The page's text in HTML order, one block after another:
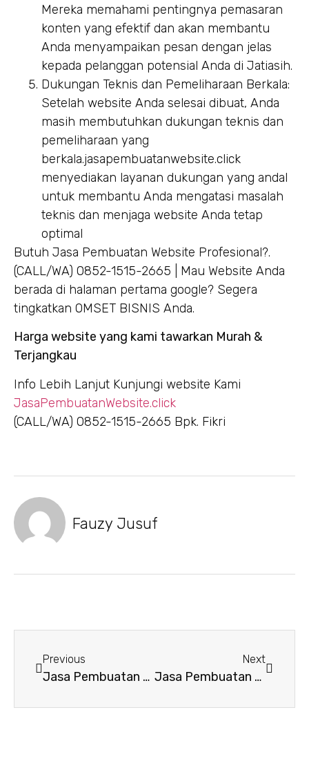
Mereka memahami pentingnya pemasaran
konten yang efektif dan akan membantu
Anda menyampaikan pesan dengan jelas
kepada pelanggan potensial Anda di Jatiasih.
Dukungan Teknis dan Pemeliharaan Berkala:
Setelah website Anda selesai dibuat, Anda
masih membutuhkan dukungan teknis dan
pemeliharaan yang
berkala.jasapembuatanwebsite.click
menyediakan layanan dukungan yang andal
untuk membantu Anda mengatasi masalah
teknis dan menjaga website Anda tetap
optimal
Butuh Jasa Pembuatan Website Profesional?.
(CALL/WA) 0852-1515-2665 | Mau Website Anda
berada di halaman pertama google? Segera
tingkatkan OMSET BISNIS Anda.
Harga website yang kami tawarkan Murah &
Terjangkau
Info Lebih Lanjut Kunjungi website Kami
JasaPembuatanWebsite.click
(CALL/WA) 0852-1515-2665 Bpk. Fikri
Fauzy Jusuf
Previous
Jasa Pembuatan Website di Bekasi
Next
Jasa Pembuatan Website Murah di Bekasi